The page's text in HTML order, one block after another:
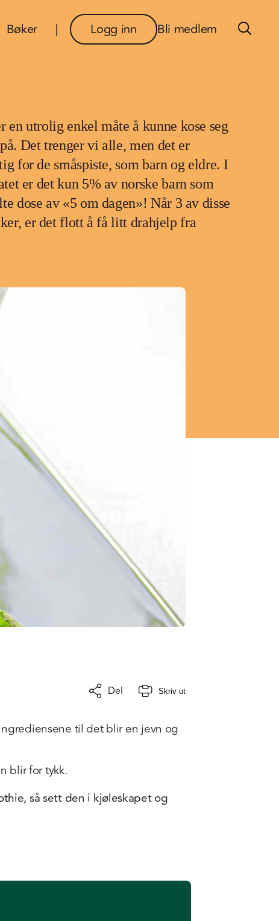
Bøker Logg inn Bli medlem ×
en utrolig enkel måte å kunne kose seg
Det trenger vi alle, men det er
for de småspiste, som barn og eldre. I
er det kun 5% av norske barn som
dose av «5 om dagen»! Når 3 av disse
er det flott å få litt drahjelp fra
Del Skriv ut
til det blir en jevn og
blir for tykk.
så sett den i kjøleskapet og